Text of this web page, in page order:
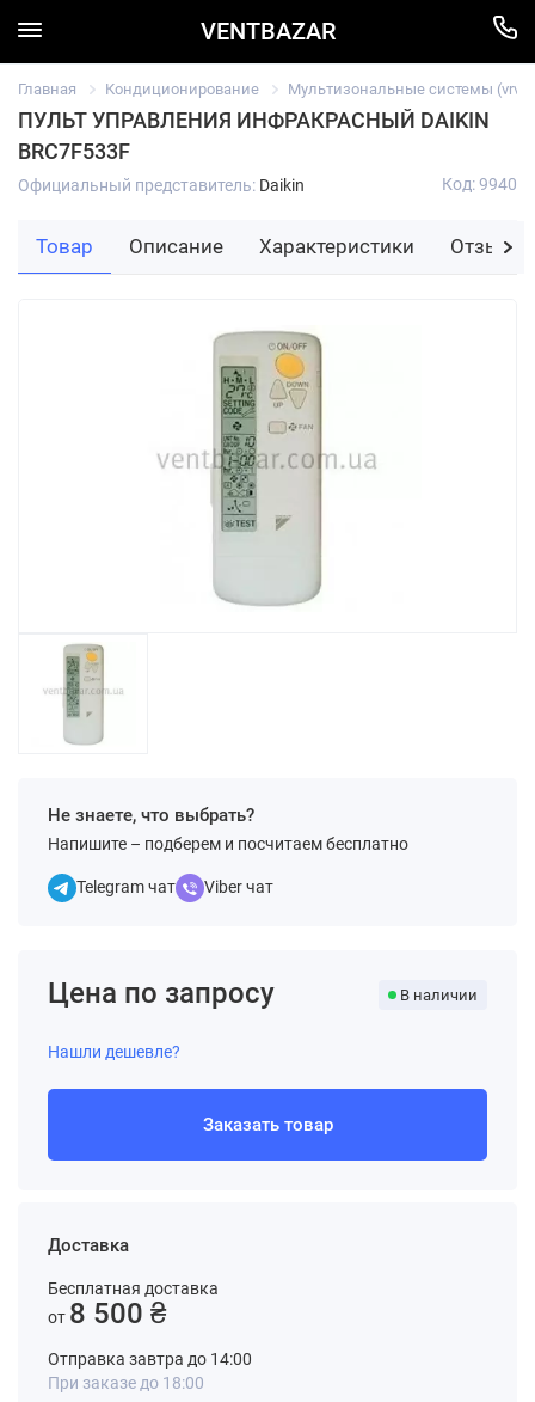
VENTBAZAR
Главная Кондиционирование Мультизональные системы (vrv/
ПУЛЬТ УПРАВЛЕНИЯ ИНФРАКРАСНЫЙ DAIKIN
BRC7F533F
Официальный представитель: Daikin Код: 9940
Не знаете, что выбрать?
Напишите – подберем и посчитаем бесплатно
Telegram чат Viber чат
Доставка
Бесплатная доставка
от 8 500 ₴
Отправка завтра до 14:00
При заказе до 18:00
Цена по запросу В наличии
Нашли дешевле?
Заказать товар
Товар Описание Характеристики Отзывы